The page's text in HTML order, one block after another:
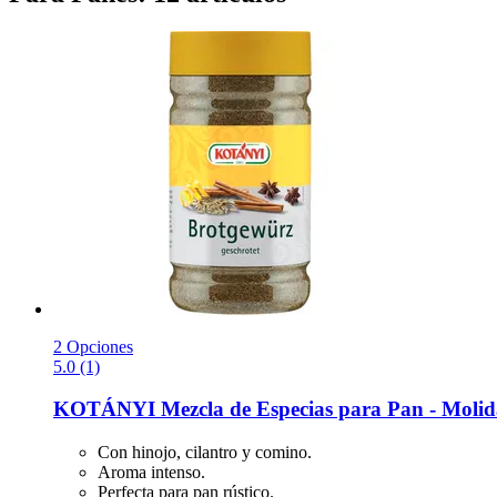
2 Opciones
5.0 (1)
KOTÁNYI Mezcla de Especias para Pan -​
Con hinojo, cilantro y comino.
Aroma intenso.
Perfecta para pan rústico.